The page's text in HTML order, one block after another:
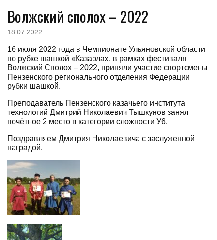
Волжский сполох – 2022
18.07.2022
16 июля 2022 года в Чемпионате Ульяновской области
по рубке шашкой «Казарла», в рамках фестиваля
Волжский Сполох – 2022, приняли участие спортсмены
Пензенского регионального отделения Федерации
рубки шашкой.
Преподаватель Пензенского казачьего института
технологий Дмитрий Николаевич Тышкунов занял
почётное 2 место в категории сложности У6.
Поздравляем Дмитрия Николаевича с заслуженной
наградой.